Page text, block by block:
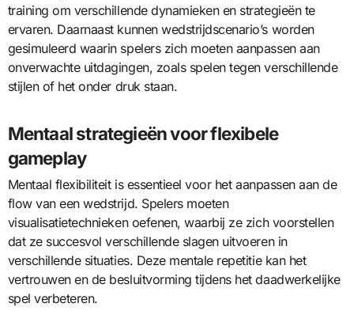
training om verschillende dynamieken en strategieën te
ervaren. Daarnaast kunnen wedstrijdscenario’s worden
gesimuleerd waarin spelers zich moeten aanpassen aan
onverwachte uitdagingen, zoals spelen tegen verschillende
stijlen of het onder druk staan.
Mentaal strategieën voor flexibele
gameplay
Mentaal flexibiliteit is essentieel voor het aanpassen aan de
flow van een wedstrijd. Spelers moeten
visualisatietechnieken oefenen, waarbij ze zich voorstellen
dat ze succesvol verschillende slagen uitvoeren in
verschillende situaties. Deze mentale repetitie kan het
vertrouwen en de besluitvorming tijdens het daadwerkelijke
spel verbeteren.